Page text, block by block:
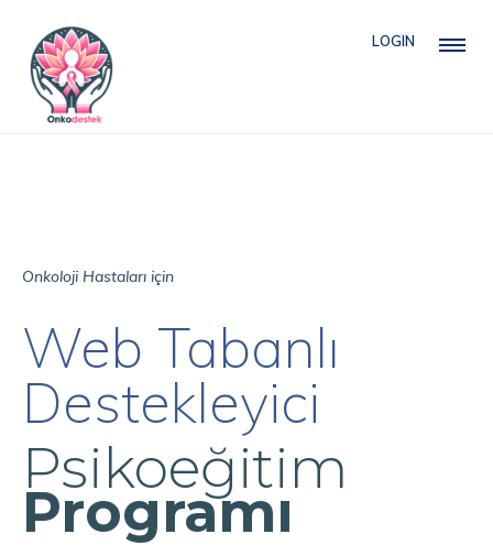
LOGIN
Onkoloji Hastaları için
Web Tabanlı
Destekleyici
Psikoeğitim
Programı